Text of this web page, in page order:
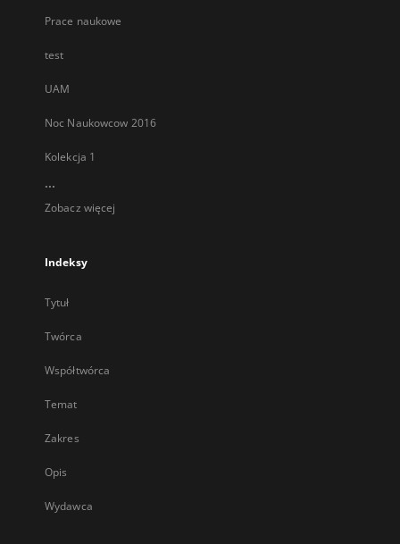
Prace naukowe
test
UAM
Noc Naukowcow 2016
Kolekcja 1
...
Zobacz więcej
Indeksy
Tytuł
Twórca
Współtwórca
Temat
Zakres
Opis
Wydawca